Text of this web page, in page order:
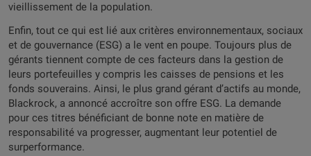
vieillissement de la population.
Enfin, tout ce qui est lié aux critères environnementaux, sociaux
et de gouvernance (ESG) a le vent en poupe. Toujours plus de
gérants tiennent compte de ces facteurs dans la gestion de
leurs portefeuilles y compris les caisses de pensions et les
fonds souverains. Ainsi, le plus grand gérant d’actifs au monde,
Blackrock, a annoncé accroître son offre ESG. La demande
pour ces titres bénéficiant de bonne note en matière de
responsabilité va progresser, augmentant leur potentiel de
surperformance.